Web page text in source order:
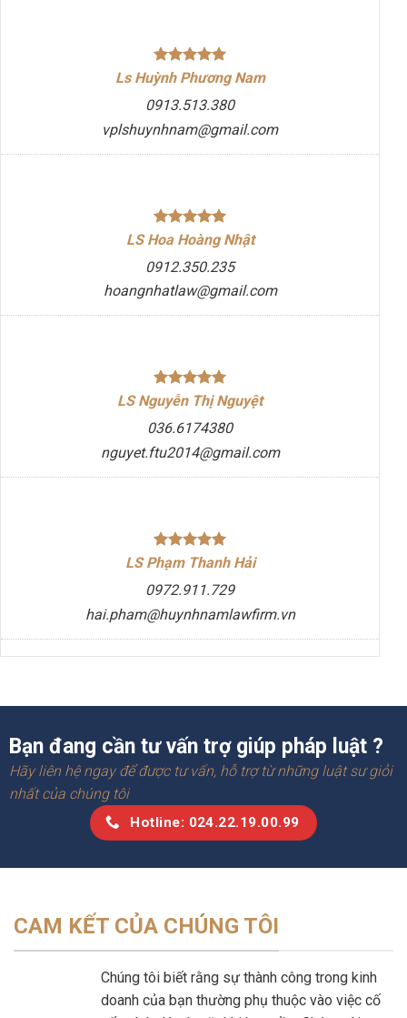
Ls Huỳnh Phương Nam
0913.513.380
vplshuynhnam@gmail.com
LS Hoa Hoàng Nhật
0912.350.235
hoangnhatlaw@gmail.com
LS Nguyễn Thị Nguyệt
036.6174380
nguyet.ftu2014@gmail.com
LS Phạm Thanh Hải
0972.911.729
hai.pham@huynhnamlawfirm.vn
Bạn đang cần tư vấn trợ giúp pháp luật ?
Hãy liên hệ ngay để được tư vấn, hỗ trợ từ những luật sư giỏi
nhất của chúng tôi
Hotline: 024.22.19.00.99
CAM KẾT CỦA CHÚNG TÔI
Chúng tôi biết rằng sự thành công trong kinh
doanh của bạn thường phụ thuộc vào việc cố